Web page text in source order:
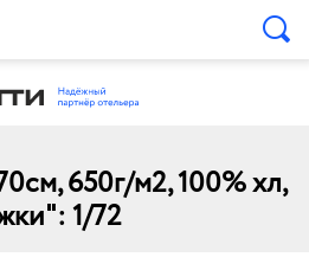
650г/м2, 100% хл,
1/72